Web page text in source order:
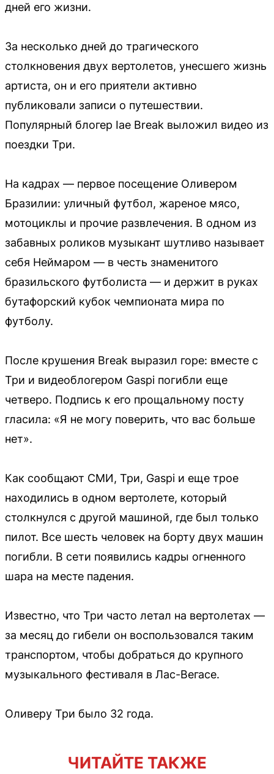
дней его жизни.
За несколько дней до трагического
столкновения двух вертолетов, унесшего жизнь
артиста, он и его приятели активно
публиковали записи о путешествии.
Популярный блогер Iae Break выложил видео из
поездки Три.
На кадрах — первое посещение Оливером
Бразилии: уличный футбол, жареное мясо,
мотоциклы и прочие развлечения. В одном из
забавных роликов музыкант шутливо называет
себя Неймаром — в честь знаменитого
бразильского футболиста — и держит в руках
бутафорский кубок чемпионата мира по
футболу.
После крушения Break выразил горе: вместе с
Три и видеоблогером Gaspi погибли еще
четверо. Подпись к его прощальному посту
гласила: «Я не могу поверить, что вас больше
нет».
Как сообщают СМИ, Три, Gaspi и еще трое
находились в одном вертолете, который
столкнулся с другой машиной, где был только
пилот. Все шесть человек на борту двух машин
погибли. В сети появились кадры огненного
шара на месте падения.
Известно, что Три часто летал на вертолетах —
за месяц до гибели он воспользовался таким
транспортом, чтобы добраться до крупного
музыкального фестиваля в Лас-Вегасе.
Оливеру Три было 32 года.
ЧИТАЙТЕ ТАКЖЕ